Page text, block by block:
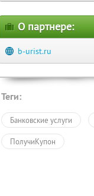
О партнере:
b-urist.ru
Теги:
Банковские услуги
ПолучиКупон